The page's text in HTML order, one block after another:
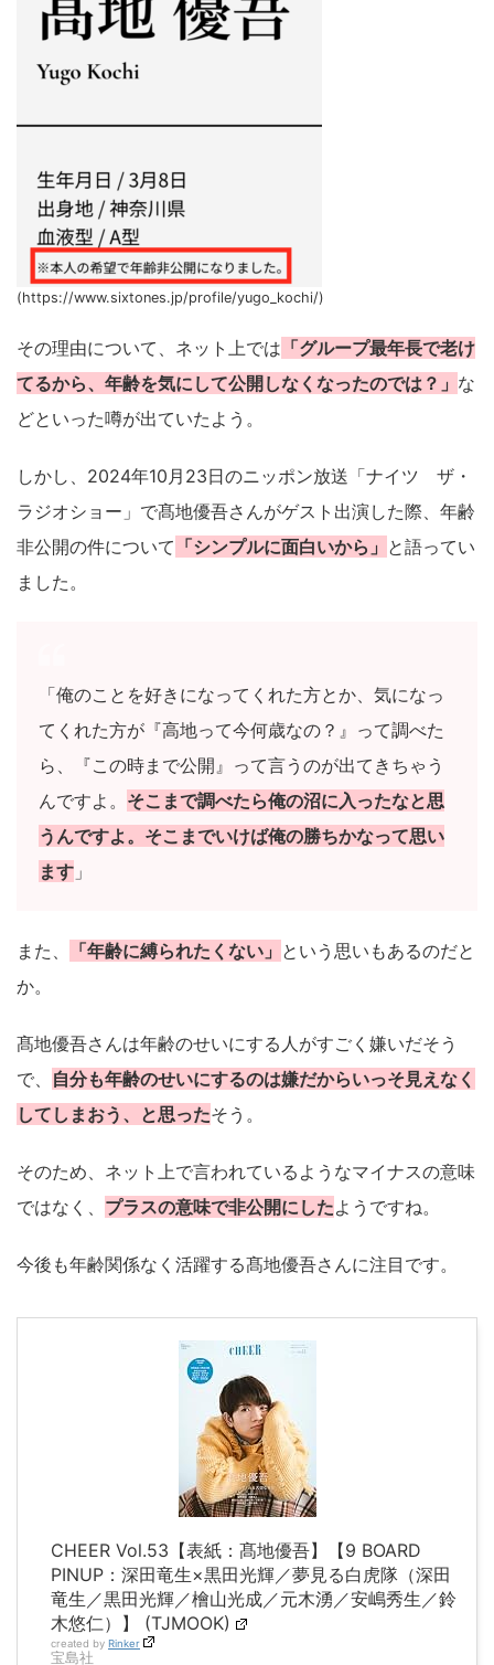
(https://www.sixtones.jp/profile/yugo_kochi/)
その理由について、ネット上では 「グループ最年長で老け
てるから、年齢を気にして公開しなくなったのでは？」 な
どといった噂が出ていたよう。
しかし、2024年10月23日のニッポン放送「ナイツ ザ・
ラジオショー」で髙地優吾さんがゲスト出演した際、年齢
非公開の件について 「シンプルに面白いから」 と語ってい
ました。
「俺のことを好きになってくれた方とか、気になっ
てくれた方が『高地って今何歳なの？』って調べた
ら、『この時まで公開』って言うのが出てきちゃう
んですよ。 そこまで調べたら俺の沼に入ったなと思
うんですよ。そこまでいけば俺の勝ちかなって思い
ます 」
また、 「年齢に縛られたくない」 という思いもあるのだと
か。
髙地優吾さんは年齢のせいにする人がすごく嫌いだそう
で、 自分も年齢のせいにするのは嫌だからいっそ見えなく
してしまおう、と思ったそう。
そのため、ネット上で言われているようなマイナスの意味
ではなく、 プラスの意味で非公開にしたようですね。
今後も年齢関係なく活躍する髙地優吾さんに注目です。
CHEER Vol.53【表紙：髙地優吾】【9 BOARD
PINUP：深田竜生×黒田光輝／夢見る白虎隊（深田
竜生／黒田光輝／檜山光成／元木湧／安嶋秀生／鈴
木悠仁）】 (TJMOOK)
created by Rinker
宝島社